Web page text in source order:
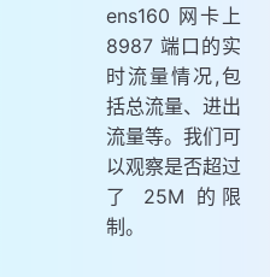
ens160 网卡上
8987 端口的实
时流量情况,包
括总流量、进出
流量等。我们可
以观察是否超过
了 25M 的限
制。